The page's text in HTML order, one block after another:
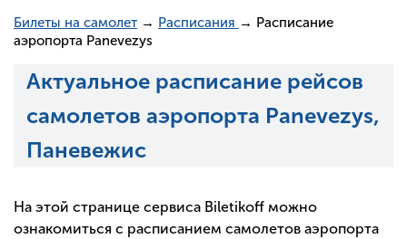
Билеты на самолет → Расписания → Расписание
аэропорта Panevezys
Актуальное расписание рейсов
самолетов аэропорта Panevezys,
Паневежис
На этой странице сервиса Biletikoff можно
ознакомиться с расписанием самолетов аэропорта